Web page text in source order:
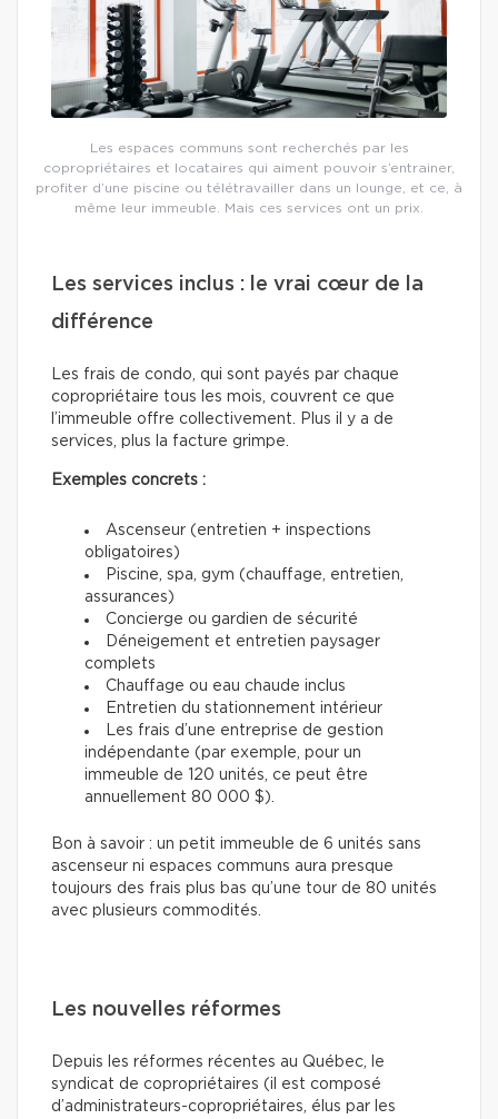
Les espaces communs sont recherchés par les
copropriétaires et locataires qui aiment pouvoir s’entrainer,
profiter d’une piscine ou télétravailler dans un lounge, et ce, à
même leur immeuble. Mais ces services ont un prix.
Les services inclus : le vrai cœur de la
différence
Les frais de condo, qui sont payés par chaque
copropriétaire tous les mois, couvrent ce que
l’immeuble offre collectivement. Plus il y a de
services, plus la facture grimpe.
Exemples concrets :
Ascenseur (entretien + inspections
obligatoires)
Piscine, spa, gym (chauffage, entretien,
assurances)
Concierge ou gardien de sécurité
Déneigement et entretien paysager
complets
Chauffage ou eau chaude inclus
Entretien du stationnement intérieur
Les frais d’une entreprise de gestion
indépendante (par exemple, pour un
immeuble de 120 unités, ce peut être
annuellement 80 000 $).
Bon à savoir : un petit immeuble de 6 unités sans
ascenseur ni espaces communs aura presque
toujours des frais plus bas qu’une tour de 80 unités
avec plusieurs commodités.
Les nouvelles réformes
Depuis les réformes récentes au Québec, le
syndicat de copropriétaires (il est composé
d’administrateurs-copropriétaires, élus par les